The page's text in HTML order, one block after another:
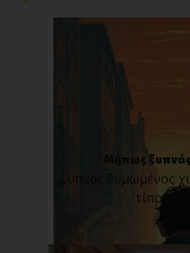
Μήπως
Ξυπνάς θυμωμένος
τίποτα;